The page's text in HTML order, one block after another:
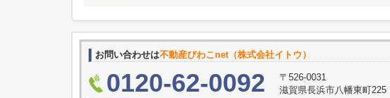
お問い合わせは不動産びわこnet（株式会社イトウ）
0120-62-0092
〒526-0031
滋賀県長浜市八幡東町225